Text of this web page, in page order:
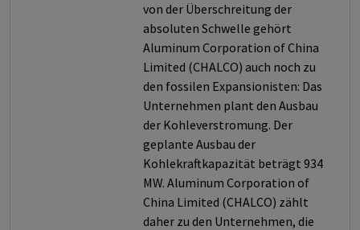
von der Überschreitung der
absoluten Schwelle gehört
Aluminum Corporation of China
Limited (CHALCO) auch noch zu
den fossilen Expansionisten: Das
Unternehmen plant den Ausbau
der Kohleverstromung. Der
geplante Ausbau der
Kohlekraftkapazität beträgt 934
MW. Aluminum Corporation of
China Limited (CHALCO) zählt
daher zu den Unternehmen, die